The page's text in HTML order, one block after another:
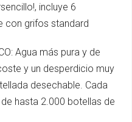
incluye 6
con grifos standard
Agua más pura y de
y un desperdicio muy
desechable. Cada
hasta 2.000 botellas de